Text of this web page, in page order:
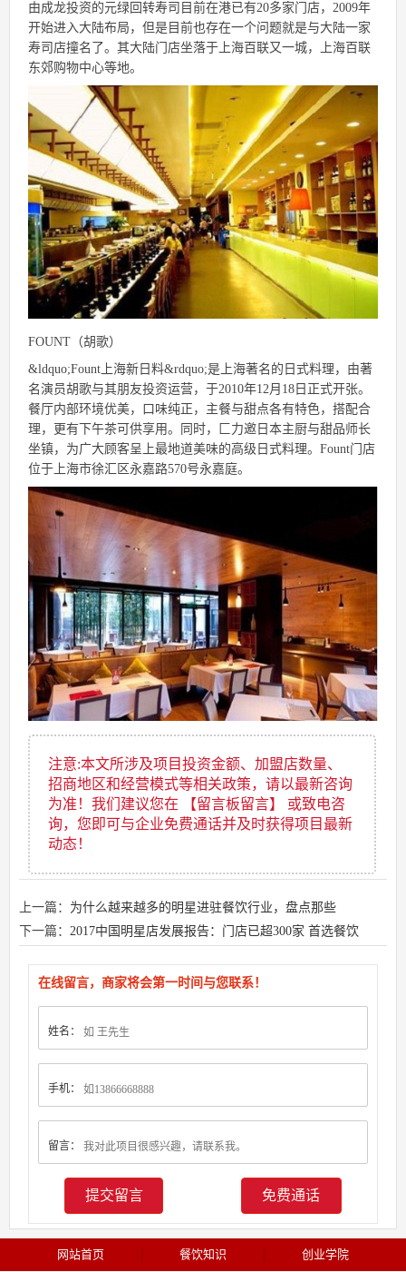
由成龙投资的元绿回转寿司目前在港已有20多家门店，2009年
开始进入大陆布局，但是目前也存在一个问题就是与大陆一家
寿司店撞名了。其大陆门店坐落于上海百联又一城，上海百联
东郊购物中心等地。
FOUNT（胡歌）
&ldquo;Fount上海新日料&rdquo;是上海著名的日式料理，由著
名演员胡歌与其朋友投资运营，于2010年12月18日正式开张。
餐厅内部环境优美，口味纯正，主餐与甜点各有特色，搭配合
理，更有下午茶可供享用。同时，匚力邀日本主厨与甜品师长
坐镇，为广大顾客呈上最地道美味的高级日式料理。Fount门店
位于上海市徐汇区永嘉路570号永嘉庭。
注意:本文所涉及项目投资金额、加盟店数量、
招商地区和经营模式等相关政策，请以最新咨询
为准！我们建议您在 【留言板留言】 或致电咨
询，您即可与企业免费通话并及时获得项目最新
动态！
上一篇： 为什么越来越多的明星进驻餐饮行业，盘点那些
下一篇： 2017中国明星店发展报告：门店已超300家 首选餐饮
在线留言，商家将会第一时间与您联系！
姓名：
手机：
留言：
免费通话
网站首页 餐饮知识 创业学院